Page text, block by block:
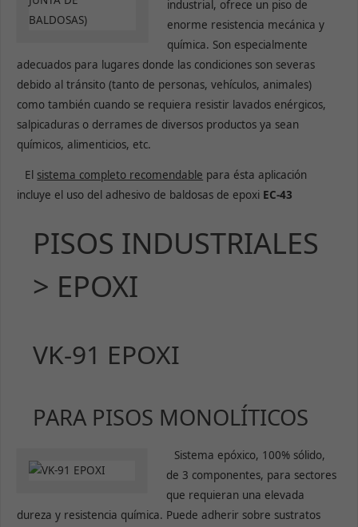
industrial, ofrece un piso de
enorme resistencia mecánica y
química. Son especialmente
adecuados para lugares donde las condiciones son severas
debido al tránsito (tanto de personas, vehículos, animales)
como también cuando se requiera resistir lavados enérgicos,
salpicaduras o derrames de diversos productos ya sean
químicos, alimenticios, etc.
El sistema completo recomendable para ésta aplicación
incluye el uso del adhesivo de baldosas de epoxi EC-43
PISOS INDUSTRIALES
> EPOXI
VK-91 EPOXI
PARA PISOS MONOLÍTICOS
Sistema epóxico, 100% sólido,
de 3 componentes, para sectores
que requieran una elevada
dureza y resistencia química. Puede adherir sobre sustratos